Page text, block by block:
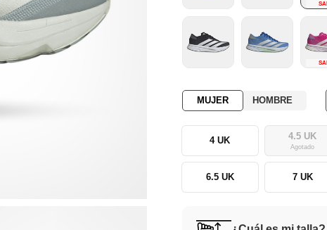
MUJER HOMBRE
4 UK 4.5 UK
Agotado
6.5 UK 7 UK